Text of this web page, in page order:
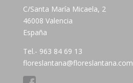
C/Santa María Micaela, 2
46008 Valencia
España
Tel.- 963 84 69 13
floreslantana@floreslantana.com